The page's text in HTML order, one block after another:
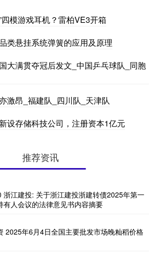
四模游戏耳机？雷柏VE3开箱
类悬挂系统弹簧的应用及原理
大满贯夺冠后发文_中国乒乓球队_同胞
激昂_福建队_四川队_天津队
设存储科技公司，注册资本1亿元
推荐资讯
浙江建投: 关于浙江建投浙建转债2025年第一
有人会议的法律意见书内容摘要
2025年6月4日全国主要批发市场晚籼稻价格